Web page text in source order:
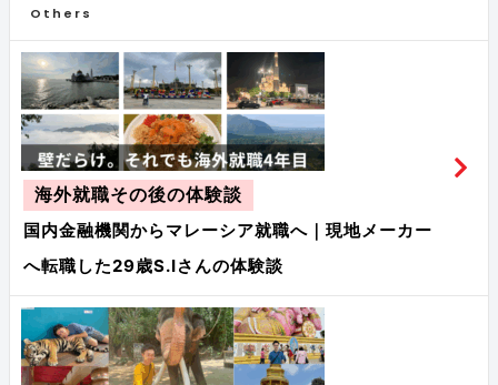
Others
海外就職その後の体験談
国内金融機関からマレーシア就職へ｜現地メーカー
へ転職した29歳S.Iさんの体験談